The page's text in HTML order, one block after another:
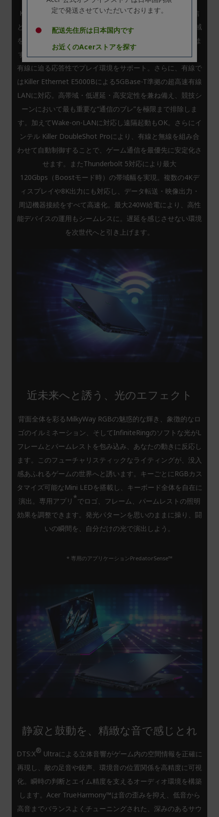
Killer Wi-Fi 7 BE1750x が実現するのは、圧倒的な高速通信
と低遅延性能。マルチリンクオペレーションにより複数帯域
を同時に活用し、混雑した環境でも安定した接続を維持しま
す。オンラインゲームや4K/8Kストリーミングにおいても、
有線に迫る応答性でプレイ環境をサポート。さらに、有線で
はKiller Ethernet E5000Bによる5GBase-T準拠の超高速有線
LANに対応。高帯域・低遅延・高安定性を兼ね備え、競技シ
ーンにおいて最も重要な“通信のブレ”を極限まで排除しま
す。加えてWake-on-LANに対応し遠隔起動もOK。さらにイ
ンテル Killer DoubleShot Proにより、有線と無線を組み合
わせて自動制御することで、ゲーム通信を最優先に安定化さ
せます。またThunderbolt 5対応により最大
120Gbps（Boostモード時）の帯域幅を実現。複数の4Kデ
ィスプレイや8K出力にも対応し、データ転送・映像出力・
周辺機器接続をすべて高速化。最大240W給電により、高性
能デバイスの運用もシームレスに。遅延を感じさせない環境
を次世代へと引き上げます。
近未来へと誘う、光のエフェクト
背面全体を彩るMilkyWay RGBの魅惑的な輝き、象徴的なロ
ゴのイルミネーション、そしてInfiniteRingのソフトな光がL
フレームとパームレストを包み込み、あなたの動きに反応し
ます。このフューチャリスティックなライティングが、没入
感あふれるゲームの世界へと誘います。キーごとにRGBカス
タマイズ可能なMini LEDを搭載し、キーボード全体を自在に
演出。専用アプリ *でロゴ、フレーム、パームレストの照明
効果を調整できます。発光パターンを思いのままに操り、闘
いの瞬間を、自分だけの光で演出しよう。
* 専用のアプリケーションPredatorSense™
静寂と鼓動を、精緻な音で感じとれ
DTS:X® Ultraによる立体音響がゲーム内の空間情報を正確に
再現し、敵の足音や銃声、環境音の位置関係を高精度に可視
化。瞬時の判断とエイム精度を支えるオーディオ環境を構築
します。Acer TrueHarmony™は音の歪みを抑え、低音から
高音までバランスよくチューニングされた、深みのあるサウ
定で発送させていただいております。
配送先住所は日本国内です
お近くのAcerストアを探す